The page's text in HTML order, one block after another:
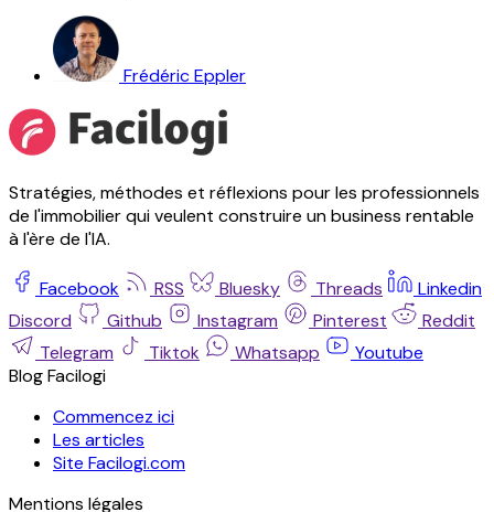
Frédéric Eppler
Stratégies, méthodes et réflexions pour les professionnels
de l'immobilier qui veulent construire un business rentable
à l'ère de l'IA.
Facebook RSS Bluesky Threads
Linkedin
Discord
Github Instagram Pinterest
Reddit
Telegram
Tiktok Whatsapp
Youtube
Blog Facilogi
Commencez ici
Les articles
Site Facilogi.com
Mentions légales